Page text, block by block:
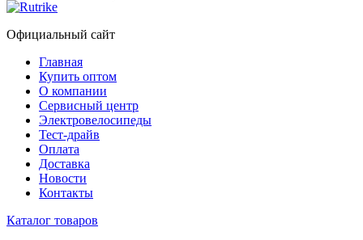
Официальный сайт
Главная
Купить оптом
О компании
Сервисный центр
Электровелосипеды
Тест-драйв
Оплата
Доставка
Новости
Контакты
Каталог товаров